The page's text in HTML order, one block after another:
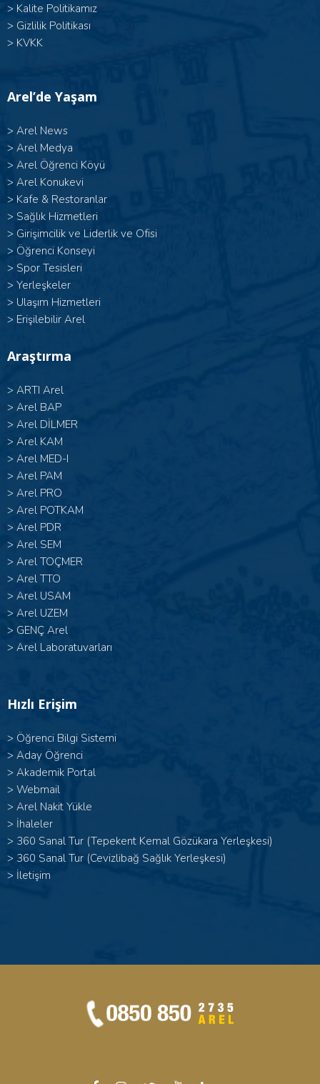
> Kalite Politikamız
> Gizlilik Politikası
> KVKK
Arel’de Yaşam
> Arel News
> Arel Medya
> Arel Öğrenci Köyü
> Arel Konukevi
> Kafe & Restoranlar
> Sağlık Hizmetleri
> Girişimcilik ve Liderlik ve Ofisi
> Öğrenci Konseyi
> Spor Tesisleri
> Yerleşkeler
> Ulaşım Hizmetleri
> Erişilebilir Arel
Araştırma
> ARTI Arel
> Arel BAP
> Arel DİLMER
> Arel KAM
> Arel MED-I
> Arel PAM
> Arel PRO
> Arel POTKAM
> Arel PDR
> Arel SEM
> Arel TOÇMER
> Arel TTO
> Arel USAM
> Arel UZEM
> GENÇ Arel
> Arel Laboratuvarları
Hızlı Erişim
> Öğrenci Bilgi Sistemi
> Aday Öğrenci
> Akademik Portal
> Webmail
> Arel Nakit Yükle
> İhaleler
> 360 Sanal Tur (Tepekent Kemal Gözükara Yerleşkesi)
> 360 Sanal Tur (Cevizlibağ Sağlık Yerleşkesi)
> İletişim